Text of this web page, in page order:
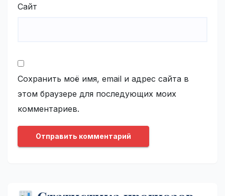
Сайт
Сохранить моё имя, email и адрес сайта в
этом браузере для последующих моих
комментариев.